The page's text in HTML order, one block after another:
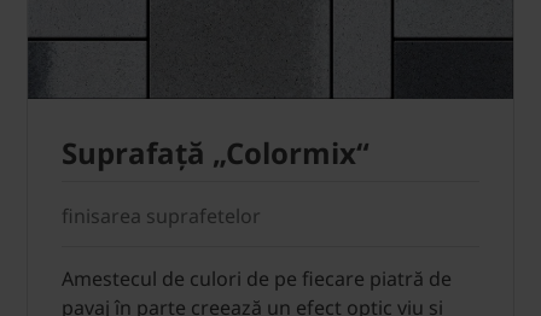
Suprafață „Colormix“
finisarea suprafetelor
Amestecul de culori de pe fiecare piatră de
pavaj în parte creează un efect optic viu și